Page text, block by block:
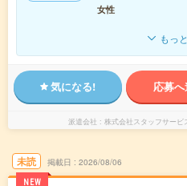
女性
もっ
気になる! 応募
派遣会社 株式会社スタッフサービ
未読
NEW
掲載日 2026/08/06